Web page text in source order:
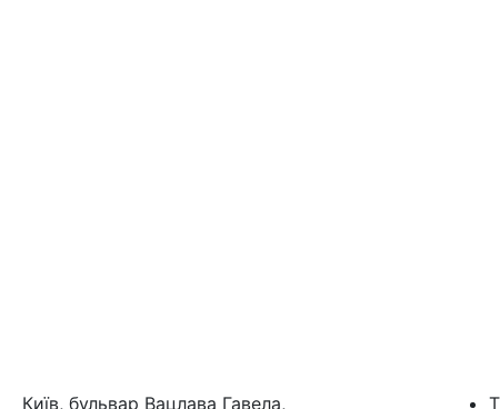
Київ, бульвар Вацлава Гавела,